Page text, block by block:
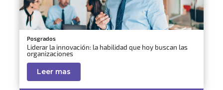
Posgrados
Liderar la innovación: la habilidad que hoy buscan las
organizaciones
Leer mas